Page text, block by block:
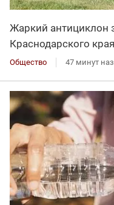
Жаркий антициклон
Краснодарского края
Общество 47 минут